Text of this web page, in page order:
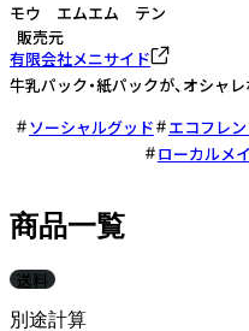
モウ エムエム テン
販売元
有限会社メニサイド
牛乳パック・紙パックが、オシャ
ソーシャルグッド
エコフレ
ローカルメ
商品一覧
送料
別途計算